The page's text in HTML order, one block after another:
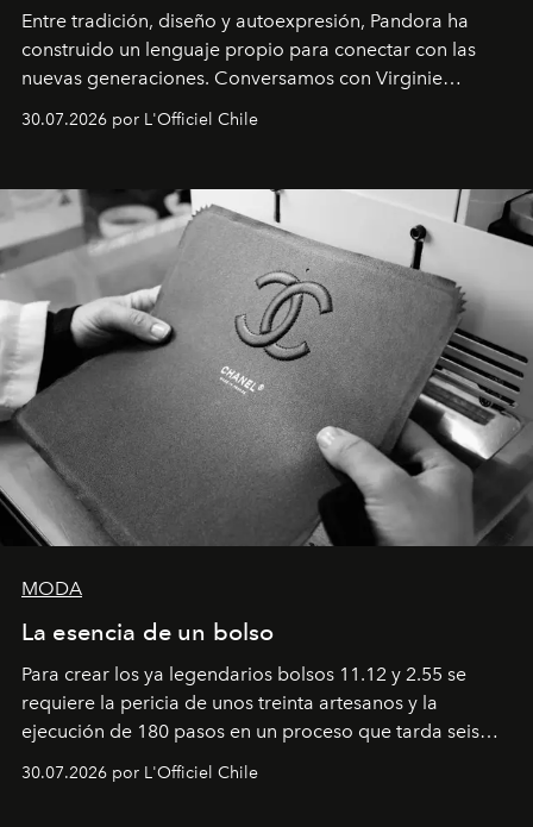
Entre tradición, diseño y autoexpresión, Pandora ha
construido un lenguaje propio para conectar con las
nuevas generaciones. Conversamos con Virginie
Dubray, la responsable de marketing para
Latinoamérica, sobre identidad, cultura y el valor
30.07.2026 por L'Officiel Chile
MODA
La esencia de un bolso
Para crear los ya legendarios bolsos 11.12 y 2.55 se
requiere la pericia de unos treinta artesanos y la
ejecución de 180 pasos en un proceso que tarda seis
semanas. Los expertos ponen en práctica una técnica
que se enseña solamente en la escuela de formación de
30.07.2026 por L'Officiel Chile